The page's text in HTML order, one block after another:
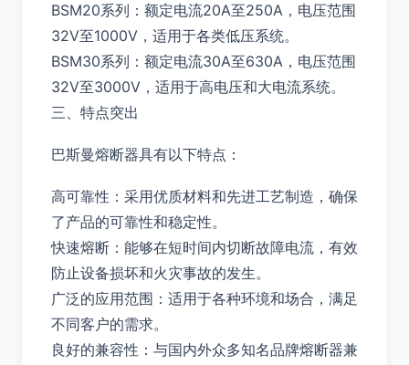
BSM20系列：额定电流20A至250A，电压范围
32V至1000V，适用于各类低压系统。
BSM30系列：额定电流30A至630A，电压范围
32V至3000V，适用于高电压和大电流系统。
三、特点突出
巴斯曼熔断器具有以下特点：
高可靠性：采用优质材料和先进工艺制造，确保
了产品的可靠性和稳定性。
快速熔断：能够在短时间内切断故障电流，有效
防止设备损坏和火灾事故的发生。
广泛的应用范围：适用于各种环境和场合，满足
不同客户的需求。
良好的兼容性：与国内外众多知名品牌熔断器兼